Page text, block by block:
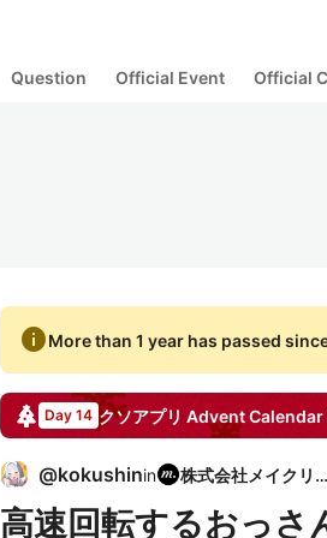
Question Official Event Official
infoMore than 1 year has passed
Day 14 クソアプリ Advent Calendar
@kokushinin 株式会社メイクリー
高速回転するおっさ